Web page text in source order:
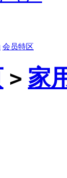
会员特区
> 家